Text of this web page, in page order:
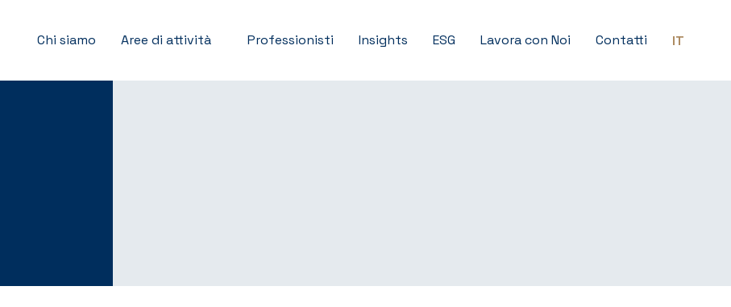
Chi siamo Aree di attività Professionisti Insights ESG Lavora con Noi Contatti IT